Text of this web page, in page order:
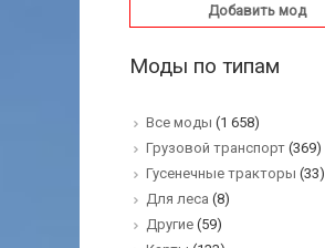
Добавить мод
Моды по типам
Все моды (1 658)
Грузовой транспорт (369)
Гусенечные тракторы (33)
Для леса (8)
Другие (59)